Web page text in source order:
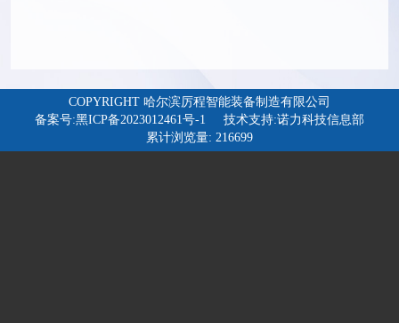
COPYRIGHT 哈尔滨厉程智能装备制造有限公司
备案号:黑ICP备2023012461号-1
技术支持:诺力科技信息部
累计浏览量: 216699